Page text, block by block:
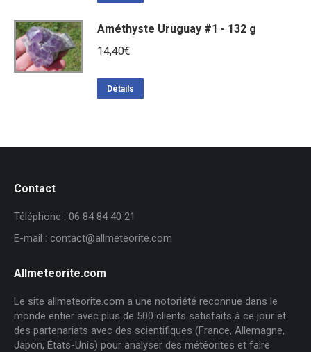
Améthyste Uruguay #1 - 132 g
14,40€
Détails
Contact
Téléphone : 06 84 84 40 21
E-mail : contact@allmeteorite.com
Allmeteorite.com
Le site allmeteorite.com a une notoriété reconnue dans le
monde entier avec plus de 500 clients satisfaits à ce jour et
des partenariats avec des scientifiques (France, Allemagne,
Japon, États-Unis) pour analyser des météorites et faire